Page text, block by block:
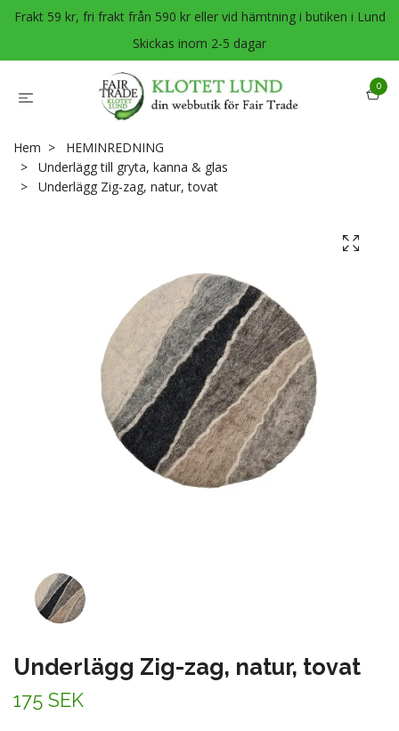
Frakt 59 kr, fri frakt från 590 kr eller vid hämtning i butiken i Lund
Skickas inom 2-5 dagar
0
Hem
HEMINREDNING
Underlägg till gryta, kanna & glas
Underlägg Zig-zag, natur, tovat
Underlägg Zig-zag, natur, tovat
175 SEK